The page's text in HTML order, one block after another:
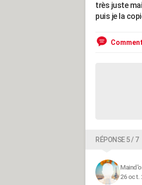
très juste
puis je la
RÉPONSE 5 / 7
26 oct.